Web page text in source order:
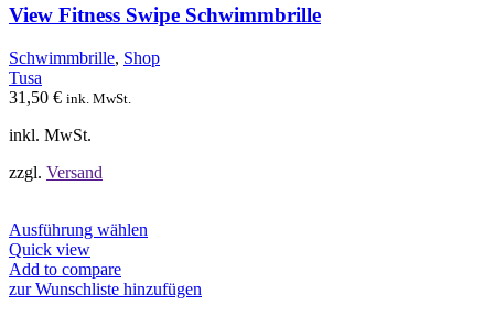
auf.
Die
können
View Fitness Swipe Schwimmbrille
Schwimmbrille, Shop
Tusa
31,50 € ink. MwSt.
inkl. MwSt.
zzgl. Versand
Ausführung wählen
mehrere
Quick view
Add to compare
zur Wunschliste hinzufügen